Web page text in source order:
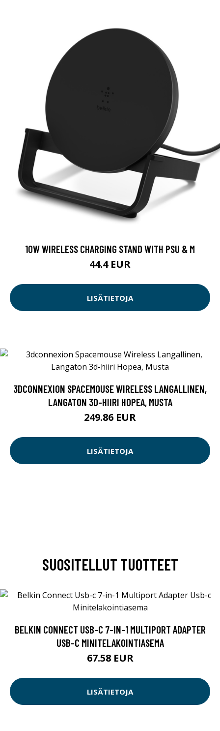
10W WIRELESS CHARGING STAND WITH PSU & M
44.4 EUR
LISÄTIETOJA
3DCONNEXION SPACEMOUSE WIRELESS LANGALLINEN,
LANGATON 3D-HIIRI HOPEA, MUSTA
249.86 EUR
LISÄTIETOJA
SUOSITELLUT TUOTTEET
BELKIN CONNECT USB-C 7-IN-1 MULTIPORT ADAPTER
USB-C MINITELAKOINTIASEMA
67.58 EUR
LISÄTIETOJA